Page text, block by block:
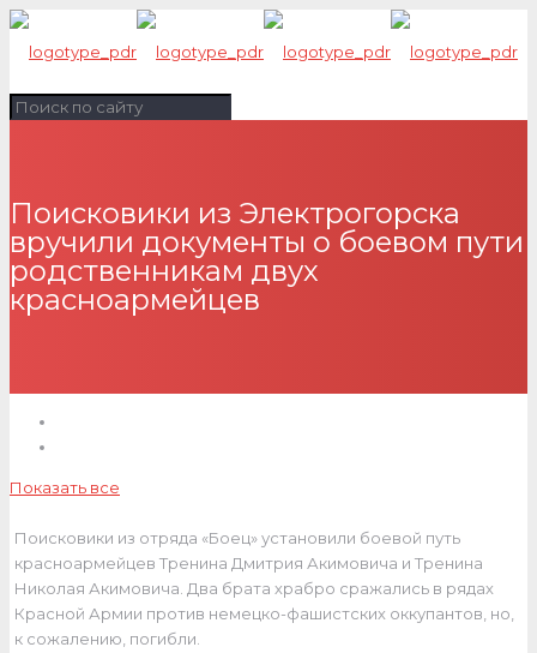
Поисковики из Электрогорска
вручили документы о боевом пути
родственникам двух
красноармейцев
Показать все
Поисковики из отряда «Боец» установили боевой путь
красноармейцев Тренина Дмитрия Акимовича и Тренина
Николая Акимовича. Два брата храбро сражались в рядах
Красной Армии против немецко-фашистских оккупантов, но,
к сожалению, погибли.